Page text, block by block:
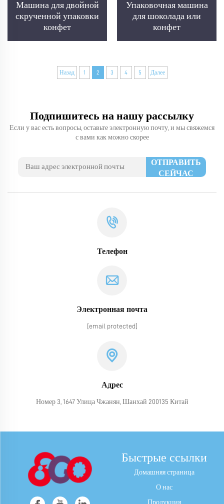
Машина для двойной
скрученной упаковки
конфет
Упаковочная машина
для шоколада или
конфет
Назад 1 2 3 4 5 Далее
Подпишитесь на нашу рассылку
Если у вас есть вопросы, оставьте электронную почту, и мы свяжемся
с вами как можно скорее
ОТПРАВИТЬ
СЕЙЧАС
Телефон
Электронная почта
[email protected]
Адрес
Номер 3, 1647 Улица Чжанян, Шанхай 200135 Китай
Быстрые ссылки
Домашняя страница
О нас
Продукция